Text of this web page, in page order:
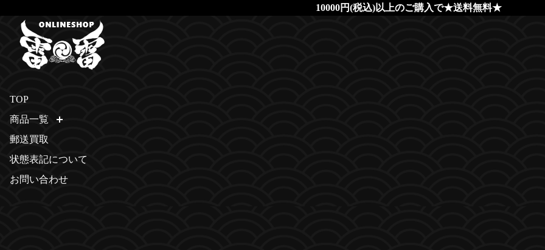
10000円(税込)以上のご購入で★送料無料★
TOP
商品一覧
郵送買取
状態表記について
お問い合わせ